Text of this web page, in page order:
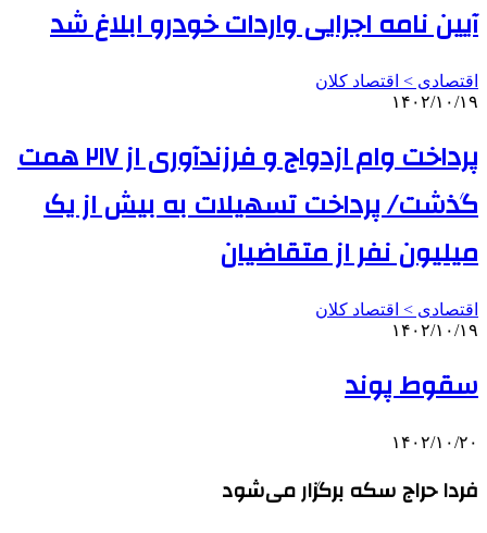
آیین نامه اجرایی واردات خودرو ابلاغ شد
اقتصادی > اقتصاد کلان
۱۴۰۲/۱۰/۱۹
پرداخت وام ازدواج و فرزندآوری از ۲۱۷ همت
گذشت/ پرداخت تسهیلات به بیش از یک
میلیون نفر از متقاضیان
اقتصادی > اقتصاد کلان
۱۴۰۲/۱۰/۱۹
سقوط پوند
۱۴۰۲/۱۰/۲۰
فردا حراج سکه برگزار می‌شود